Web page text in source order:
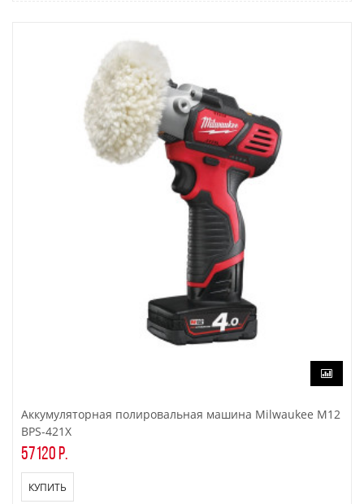
Аккумуляторная полировальная машина Milwaukee M12
BPS-421X
57120 р.
КУПИТЬ